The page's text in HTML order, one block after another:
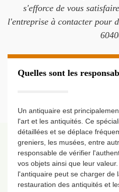
s'efforce de vous
l'entreprise à contacter pour
Quelles sont les
Un antiquaire est
l'art et les antiquités. Ce
détaillées et se déplace
greniers, les musées, entre
responsable de vérifier
vos objets ainsi que leur
l'antiquaire peut se charger de
restauration des antiquités et